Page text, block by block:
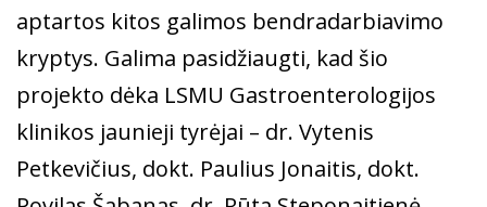
aptartos kitos galimos bendradarbiavimo
kryptys. Galima pasidžiaugti, kad šio
projekto dėka LSMU Gastroenterologijos
klinikos jaunieji tyrėjai – dr. Vytenis
Petkevičius, dokt. Paulius Jonaitis, dokt.